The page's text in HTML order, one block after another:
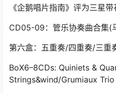
《企鹅唱片指南》评为三星带
CD05-09：管乐协奏曲合集(
第六盒：五重奏/四重奏/三
BoX6–8CDs: Quiniets &
Strings&wind/Grumiaux Trio